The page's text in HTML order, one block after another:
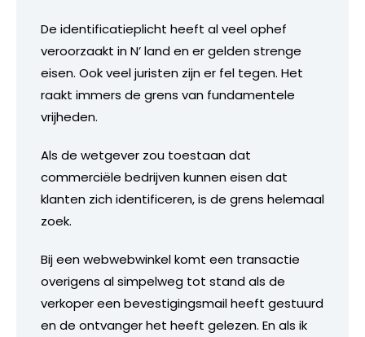
De identificatieplicht heeft al veel ophef
veroorzaakt in N’ land en er gelden strenge
eisen. Ook veel juristen zijn er fel tegen. Het
raakt immers de grens van fundamentele
vrijheden.
Als de wetgever zou toestaan dat
commerciële bedrijven kunnen eisen dat
klanten zich identificeren, is de grens helemaal
zoek.
Bij een webwebwinkel komt een transactie
overigens al simpelweg tot stand als de
verkoper een bevestigingsmail heeft gestuurd
en de ontvanger het heeft gelezen. En als ik